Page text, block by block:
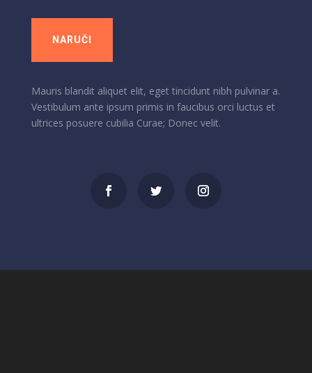
NARUČI
Mauris blandit aliquet elit, eget tincidunt nibh pulvinar a.
Vestibulum ante ipsum primis in faucibus orci luctus et
ultrices posuere cubilia Curae; Donec velit.